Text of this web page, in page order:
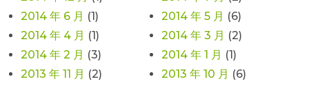
2014 年 6 月 (1) 2014 年 5 月 (6)
2014 年 4 月 (1) 2014 年 3 月 (2)
2014 年 2 月 (3) 2014 年 1 月 (1)
2013 年 11 月 (2) 2013 年 10 月 (6)